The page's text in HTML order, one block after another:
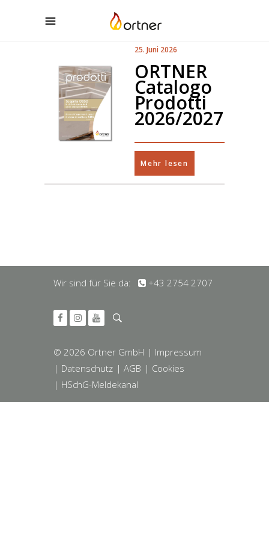
25. Juni 2026
ORTNER
Catalogo
Prodotti
2026/2027
Mehr lesen
Wir sind für Sie da: +43 2754 2707
© 2026 Ortner GmbH | Impressum
| Datenschutz | AGB | Cookies
| HSchG-Meldekanal